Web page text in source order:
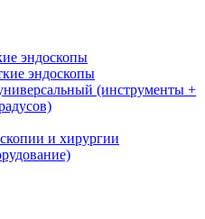
эндоскопы
эндоскопы
(инструменты +
и хирургии